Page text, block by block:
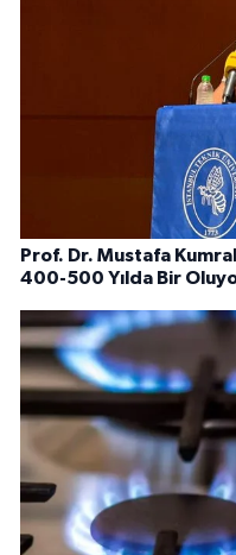
Prof. Dr. Mustafa
400-500 Yılda Bir